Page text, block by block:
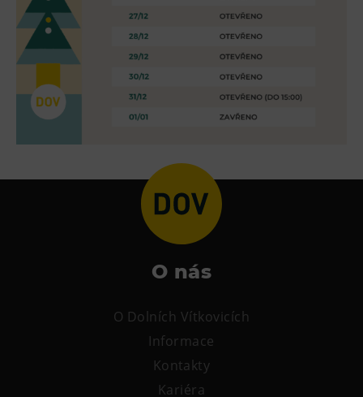
Hornické muzeum
Občerstvení
Bolt Café
Kavárna Velký Svět techniky
Restaurace VP ART
CØKAFE Dolní Vítkovice
O nás
O Dolních Vítkovicích
Informace
Kontakty
Kariéra